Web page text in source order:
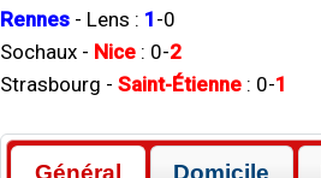
Rennes - Lens : 1 -0
Sochaux - Nice : 0-2
Strasbourg - Saint-Étienne : 0-1
Général Domicile